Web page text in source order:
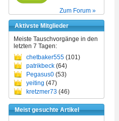
Zum Forum »
Aktivste Mitglieder
Meiste Tauschvorgänge in den
letzten 7 Tagen:
chetbaker555 (101)
patrikbeck (64)
Pegasus0 (53)
yeiting (47)
kretzmer73 (46)
Meist gesuchte Artikel